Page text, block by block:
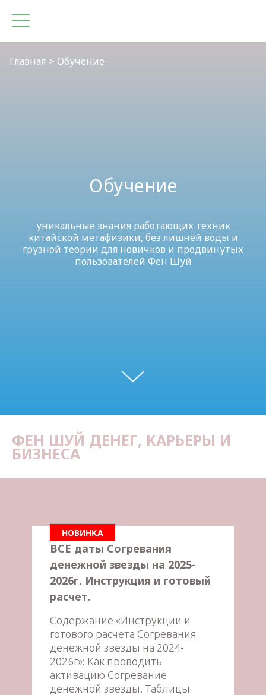
Главная Обучение
Обучение
уникальные знания работающих техник
китайской метафизики, без лишней воды и
грузной теории для новичков и продвинутых
пользователей Фен Шуй
ФЕН ШУЙ ДЕНЕГ, КАРЬЕРЫ И
БИЗНЕСА
НОВИНКА
ВСЕ даты Согревания
денежной звезды на 2025-
2026г. Инструкция и готовый
расчет.
Содержание «Инструкции и
готового расчета Согревания
денежной звезды на 2024-
2026г»: Как проводить
активацию Согревание
денежной звезды. Таблицы